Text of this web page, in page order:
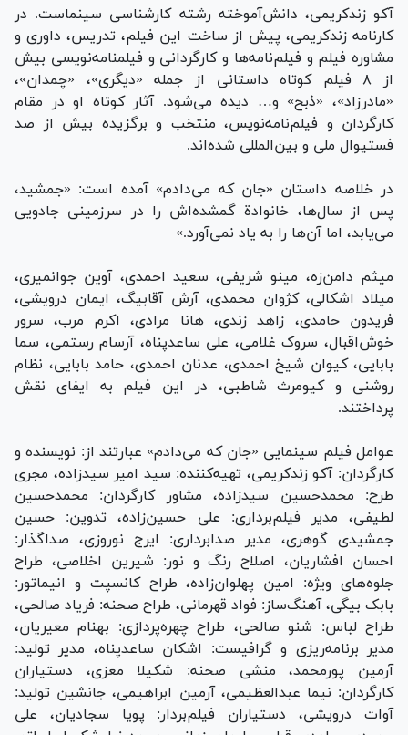
آکو زندکریمی، دانش‌آموخته رشته کارشناسی سینماست. در
کارنامه زندکریمی، پیش از ساخت این فیلم، تدریس، داوری و
مشاوره فیلم و فیلم‌نامه‌ها و کارگردانی و فیلمنامه‌نویسی بیش
از ۸ فیلم کوتاه داستانی از جمله «دیگری»، «چمدان»،
«مادرزاد»، «ذبح» و… دیده می‌شود. آثار کوتاه او در مقام
کارگردان و فیلم‌نامه‌نویس، منتخب و برگزیده بیش از صد
فستیوال ملی و بین‌المللی شده‌اند.
در خلاصه داستان «جان که می‌دادم» آمده است: «جمشید،
پس از سال‌ها، خانوادة گمشده‌اش را در سرزمینی جادویی
می‌یابد، اما آن‌ها را به یاد نمی‌آورد.»
میثم دامن‌زه، مینو شریفی، سعید احمدی، آوین جوانمیری،
میلاد اشکالی، کژوان محمدی، آرش آقابیگ، ایمان درویشی،
فریدون حامدی، زاهد زندی، هانا مرادی، اکرم مرب، سرور
خوش‌اقبال، سروک غلامی، علی ساعدپناه، آرسام رستمی، سما
بابایی، کیوان شیخ احمدی، عدنان احمدی، حامد بابایی، نظام
روشنی و کیومرث شاطبی، در این فیلم به ایفای نقش
پرداختند.
عوامل فیلم سینمایی «جان که می‌دادم» عبارتند از: نویسنده و
کارگردان: آکو زندکریمی، تهیه‌کننده: سید امیر سیدزاده، مجری
طرح: محمدحسین سیدزاده، مشاور کارگردان: محمدحسین
لطیفی، مدیر فیلم‌برداری: علی حسین‌زاده، تدوین: حسین
جمشیدی گوهری، مدیر صدابرداری: ایرج نوروزی، صداگذار:
احسان افشاریان، اصلاح رنگ و نور: شیرین اخلاصی، طراح
جلوه‌های ویژه: امین پهلوان‌زاده، طراح کانسپت و انیماتور:
بابک بیگی، آهنگ‌ساز: فواد قهرمانی، طراح صحنه: فریاد صالحی،
طراح لباس: شنو صالحی، طراح چهره‌پردازی: بهنام معیریان،
مدیر برنامه‌ریزی و گرافیست: اشکان ساعدپناه، مدیر تولید:
آرمین پورمحمد، منشی صحنه: شکیلا معزی، دستیاران
کارگردان: نیما عبدالعظیمی، آرمین ابراهیمی، جانشین تولید:
آوات درویشی، دستیاران فیلم‌بردار: پویا سجادیان، علی